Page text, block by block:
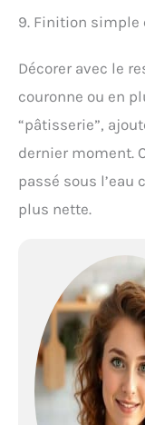
9. Finition simple
Décorer avec le
couronne ou en
“pâtisserie”,
dernier moment.
passé sous l’eau
plus nette.